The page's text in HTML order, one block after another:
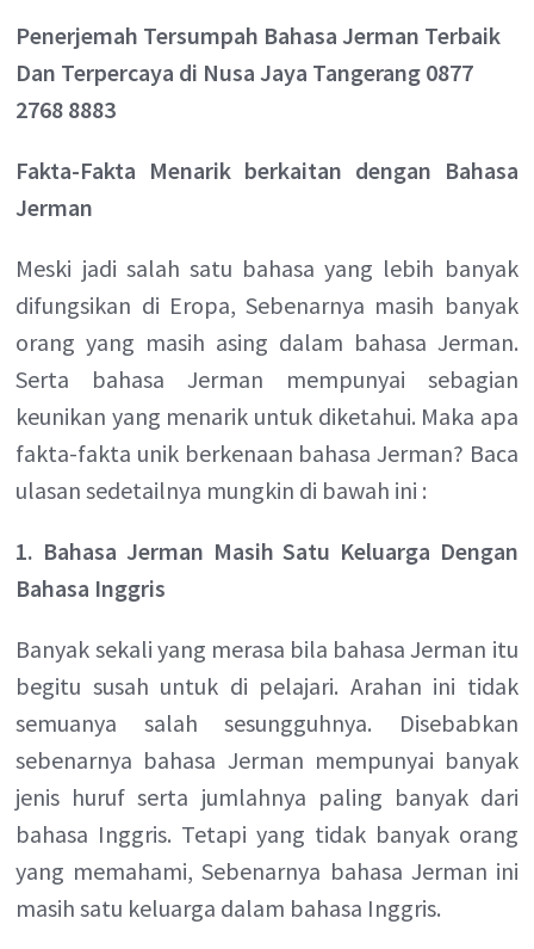
Penerjemah Tersumpah Bahasa Jerman Terbaik
Dan Terpercaya di Nusa Jaya Tangerang 0877
2768 8883
Fakta-Fakta Menarik berkaitan dengan Bahasa
Jerman
Meski jadi salah satu bahasa yang lebih banyak
difungsikan di Eropa, Sebenarnya masih banyak
orang yang masih asing dalam bahasa Jerman.
Serta bahasa Jerman mempunyai sebagian
keunikan yang menarik untuk diketahui. Maka apa
fakta-fakta unik berkenaan bahasa Jerman? Baca
ulasan sedetailnya mungkin di bawah ini :
1. Bahasa Jerman Masih Satu Keluarga Dengan
Bahasa Inggris
Banyak sekali yang merasa bila bahasa Jerman itu
begitu susah untuk di pelajari. Arahan ini tidak
semuanya salah sesungguhnya. Disebabkan
sebenarnya bahasa Jerman mempunyai banyak
jenis huruf serta jumlahnya paling banyak dari
bahasa Inggris. Tetapi yang tidak banyak orang
yang memahami, Sebenarnya bahasa Jerman ini
masih satu keluarga dalam bahasa Inggris.